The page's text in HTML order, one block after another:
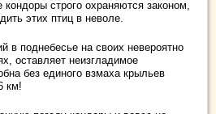
строго охраняются законом,
этих птиц в неволе.
в поднебесье на своих невероятно
оставляет неизгладимое
без единого взмаха крыльев
км!